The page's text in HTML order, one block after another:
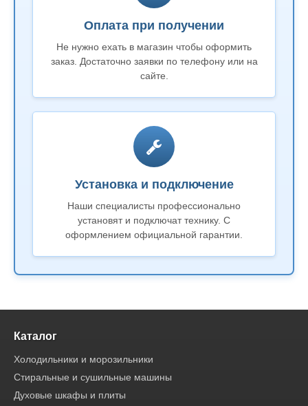
Оплата при получении
Не нужно ехать в магазин чтобы оформить
заказ. Достаточно заявки по телефону или на
сайте.
Установка и подключение
Наши специалисты профессионально
установят и подключат технику. С
оформлением официальной гарантии.
Каталог
Холодильники и морозильники
Стиральные и сушильные машины
Духовые шкафы и плиты